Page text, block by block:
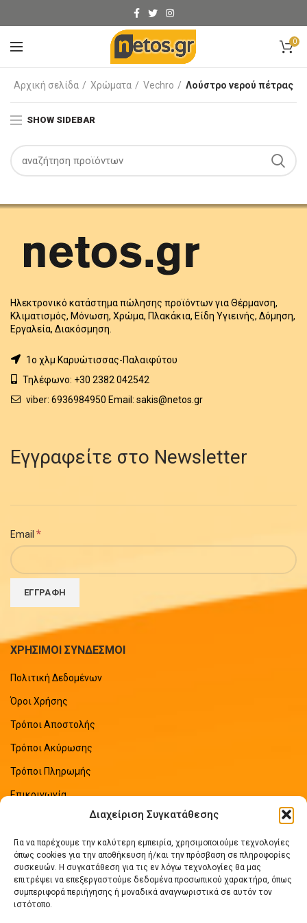
Διαχείριση Συγκατάθεσης
Για να παρέχουμε την καλύτερη εμπειρία, χρησιμοποιούμε τεχνολογίες
όπως cookies για την αποθήκευση ή/και την πρόσβαση σε πληροφορίες
συσκευών. Η συγκατάθεση για τις εν λόγω τεχνολογίες θα μας
επιτρέψει να επεξεργαστούμε δεδομένα προσωπικού χαρακτήρα, όπως
συμπεριφορά περιήγησης ή μοναδικά αναγνωριστικά σε αυτόν τον
ιστότοπο.
0
Αρχική σελίδα Χρώματα Vechro Λούστρο νερού πέτρας
SHOW SIDEBAR
Ηλεκτρονικό κατάστημα πώλησης προϊόντων για Θέρμανση,
Κλιματισμός, Μόνωση, Χρώμα, Πλακάκια, Είδη Υγιεινής, Δόμηση,
Εργαλεία, Διακόσμηση.
1o χλμ Καρυώτισσας-Παλαιφύτου
Τηλέφωνο: +30 2382 042542
viber: 6936984950 Email: sakis@netos.gr
Εγγραφείτε στο Newsletter
Email *
ΧΡΗΣΙΜΟΙ ΣΥΝΔΕΣΜΟΙ
Πολιτική Δεδομένων
Όροι Χρήσης
Τρόποι Αποστολής
Τρόποι Ακύρωσης
Τρόποι Πληρωμής
Επικοινωνία
ΠΡΟΣΦΑΤΑ ΑΡΘΡΑ
Οδηγός Εξοικονόμησης Ενέργειας
No Comments